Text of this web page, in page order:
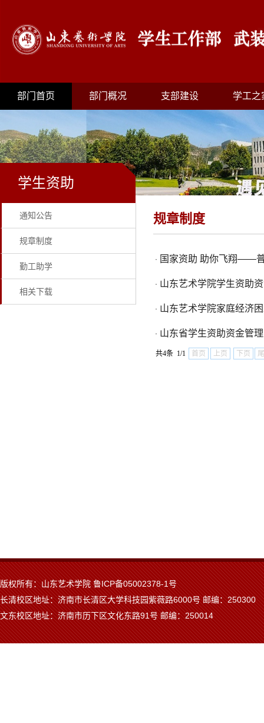
部门首页 部门概况 支部建设 学工之
学生资助
通知公告
规章制度
勤工助学
相关下载
规章制度
· 国家资助 助你飞翔——
· 山东艺术学院学生资助
· 山东艺术学院家庭经济
· 山东省学生资助资金管
共4条 1/1 首页 上页 下页
版权所有：山东艺术学院 鲁ICP备05002378-1号
长清校区地址：济南市长清区大学科技园紫薇路6000号 邮编：250300
文东校区地址：济南市历下区文化东路91号 邮编：250014